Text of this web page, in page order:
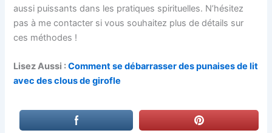
aussi puissants dans les pratiques spirituelles. N’hésitez
pas à me contacter si vous souhaitez plus de détails sur
ces méthodes !
Lisez Aussi :Comment se débarrasser des punaises de lit
avec des clous de girofle